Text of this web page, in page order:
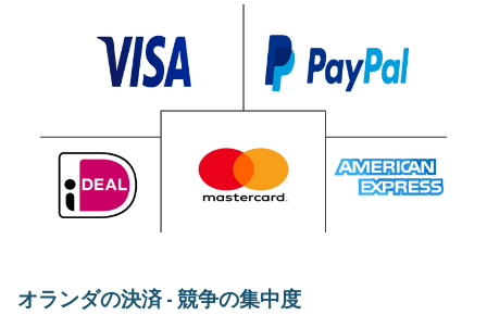
オランダの決済 - 競争の集中度